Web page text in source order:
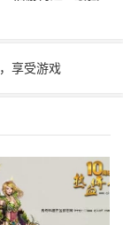
享受游戏